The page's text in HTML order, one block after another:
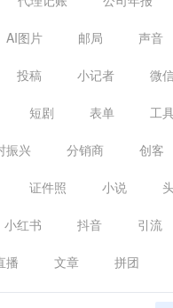
AI图片 邮局 声音
投稿 小记者 微
短剧 表单 工
振兴 分销商 创客
证件照 小说
小红书 抖音 引流
播 文章 拼团